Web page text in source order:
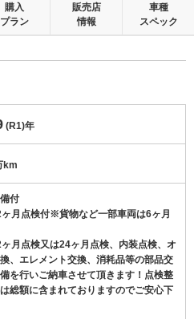
購入
プラン
販売店
情報
車種
スペック
(R1)年
km
付
月点検付※貨物など一部車両は6ヶ月
月点検又は24ヶ月点検、内装点検、オ
、エレメント交換、消耗品等の部品交
を行いご納車させて頂きます！点検整
総額に含まれておりますのでご安心下